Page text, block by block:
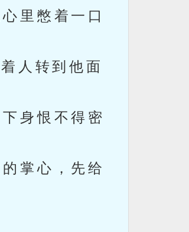
里憋着一口
人转到他面
身恨不得密
掌心，先给